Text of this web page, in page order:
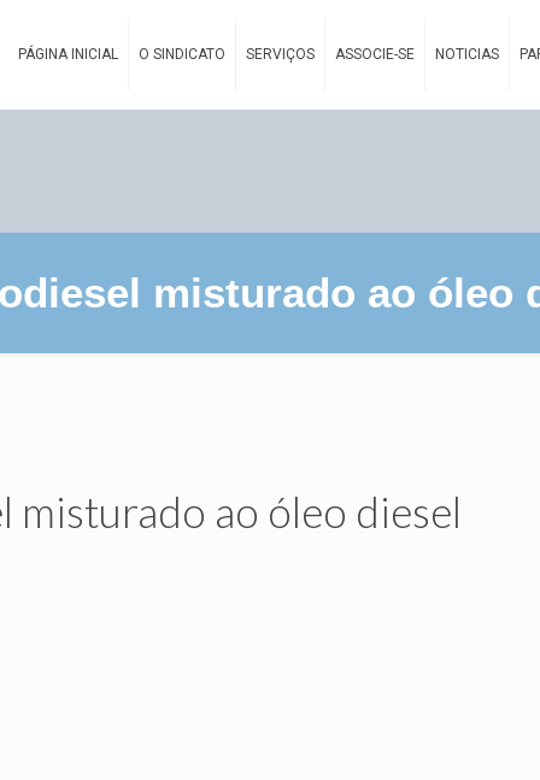
PÁGINA INICIAL O SINDICATO SERVIÇOS ASSOCIE-SE NOTICIAS
misturado ao óleo
misturado ao óleo diesel